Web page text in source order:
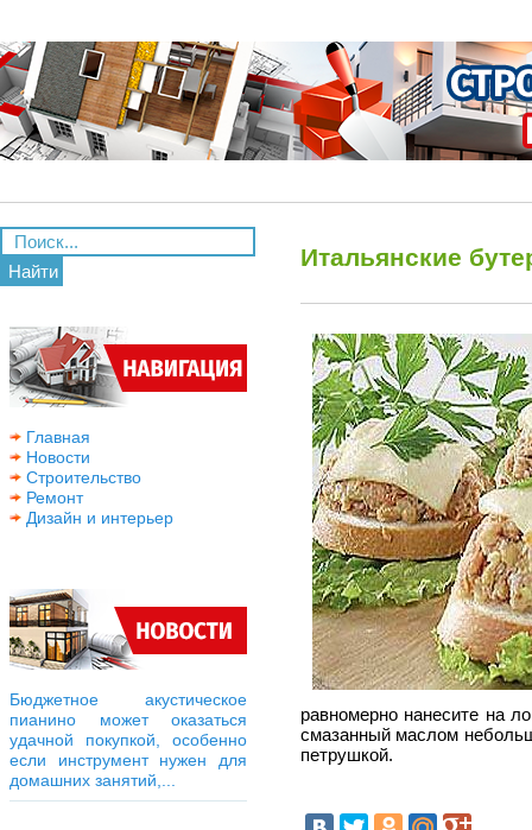
Найти
Главная
Новости
Строительство
Ремонт
Дизайн и интерьер
Бюджетное акустическое
пианино может оказаться
удачной покупкой, особенно
если инструмент нужен для
домашних занятий,...
Итальянские
равномерно нанесите на
смазанный маслом
петрушкой.